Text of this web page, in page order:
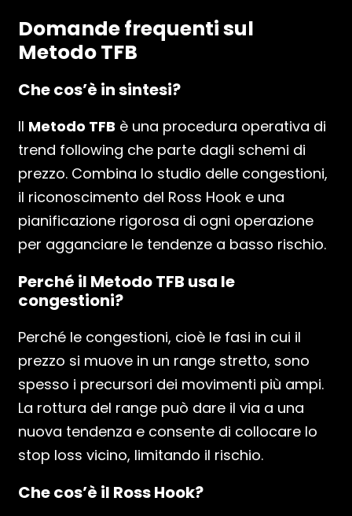
Domande frequenti sul
Metodo TFB
Che cos’è in sintesi?
Il Metodo TFB è una procedura operativa di
trend following che parte dagli schemi di
prezzo. Combina lo studio delle congestioni,
il riconoscimento del Ross Hook e una
pianificazione rigorosa di ogni operazione
per agganciare le tendenze a basso rischio.
Perché il Metodo TFB usa le
congestioni?
Perché le congestioni, cioè le fasi in cui il
prezzo si muove in un range stretto, sono
spesso i precursori dei movimenti più ampi.
La rottura del range può dare il via a una
nuova tendenza e consente di collocare lo
stop loss vicino, limitando il rischio.
Che cos’è il Ross Hook?